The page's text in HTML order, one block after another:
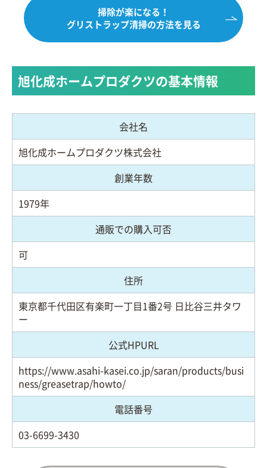
掃除が楽になる！
グリストラップ清掃の方法を見る
旭化成ホームプロダクツの基本情報
会社名
旭化成ホームプロダクツ株式会社
創業年数
1979年
通販での購入可否
可
住所
東京都千代田区有楽町一丁目1番2号 日比谷三井タワ
ー
公式HPURL
https://www.asahi-kasei.co.jp/saran/products/busi
ness/greasetrap/howto/
電話番号
03-6699-3430